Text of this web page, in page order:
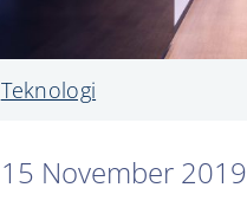
Teknologi
15 November 2019